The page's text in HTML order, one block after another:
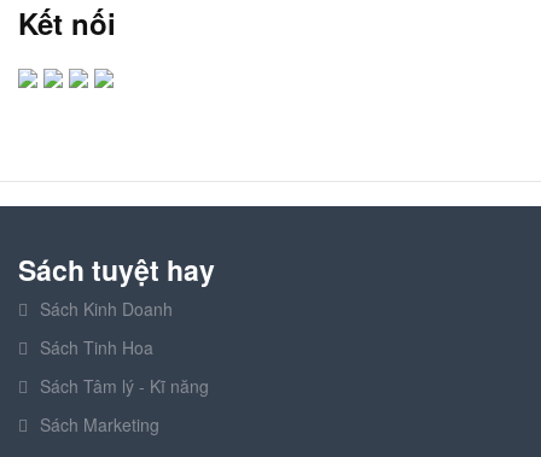
Kết nối
Sách tuyệt hay
Sách Kinh Doanh
Sách Tinh Hoa
Sách Tâm lý - Kĩ năng
Sách Marketing